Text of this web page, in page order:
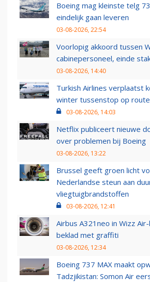
Boeing mag kleinste telg
eindelijk gaan leveren
03-08-2026, 22:54
Voorlopig akkoord tussen
cabinepersoneel, einde
03-08-2026, 14:40
Turkish Airlines verplaatst
winter tussenstop op
03-08-2026, 14:03
Netflix publiceert nieuwe
over problemen bij Boeing
03-08-2026, 13:22
Brussel geeft groen licht
Nederlandse steun aan
vliegtuigbrandstoffen
03-08-2026, 12:41
Airbus A321neo in Wizz
beklad met graffiti
03-08-2026, 12:34
Boeing 737 MAX maakt
Tadzjikistan: Somon Air